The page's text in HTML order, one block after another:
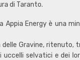
di Taranto.
Energy è una
Gravine, ritenuto,
selvatici e dei